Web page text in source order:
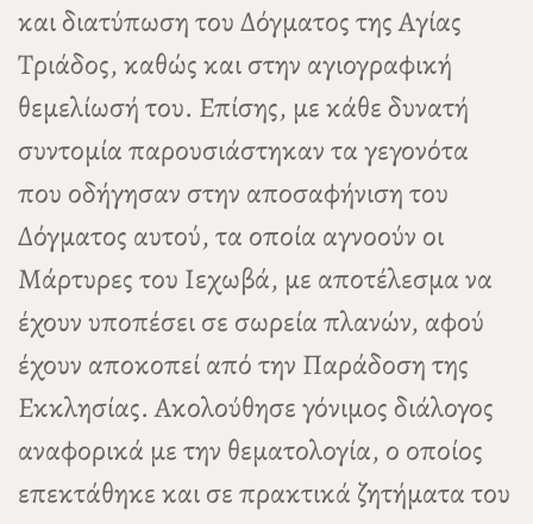
και διατύπωση του Δόγματος της Αγίας
Τριάδος, καθώς και στην αγιογραφική
θεμελίωσή του. Επίσης, με κάθε δυνατή
συντομία παρουσιάστηκαν τα γεγονότα
που οδήγησαν στην αποσαφήνιση του
Δόγματος αυτού, τα οποία αγνοούν οι
Μάρτυρες του Ιεχωβά, με αποτέλεσμα να
έχουν υποπέσει σε σωρεία πλανών, αφού
έχουν αποκοπεί από την Παράδοση της
Εκκλησίας. Ακολούθησε γόνιμος διάλογος
αναφορικά με την θεματολογία, ο οποίος
επεκτάθηκε και σε πρακτικά ζητήματα του